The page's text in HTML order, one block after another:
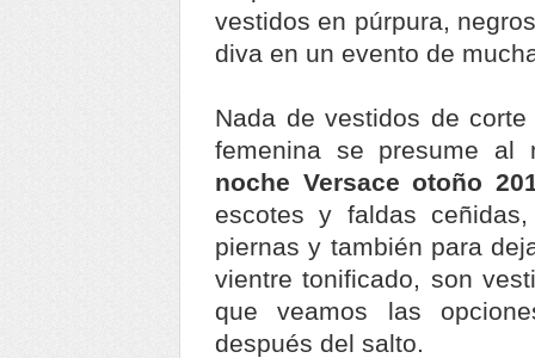
vestidos en púrpura,
diva en un evento de
Nada de vestidos de
femenina se presume
noche Versace otoño
escotes y faldas
piernas y también para
vientre tonificado, son
que veamos las
después del salto.